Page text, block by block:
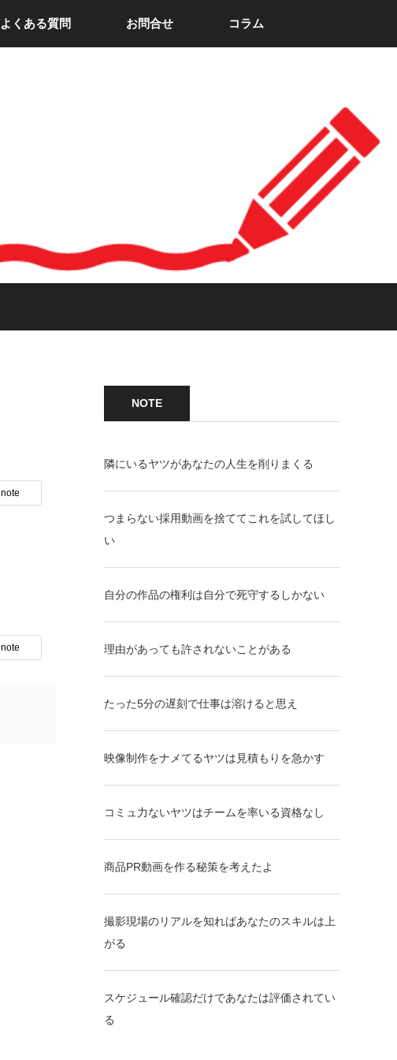
よくある質問 お問合せ コラム
note
note
NOTE
隣にいるヤツがあなたの人生を削りまくる
つまらない採用動画を捨ててこれを試してほし
い
自分の作品の権利は自分で死守するしかない
理由があっても許されないことがある
たった5分の遅刻で仕事は溶けると思え
映像制作をナメてるヤツは見積もりを急かす
コミュ力ないヤツはチームを率いる資格なし
商品PR動画を作る秘策を考えたよ
撮影現場のリアルを知ればあなたのスキルは上
がる
スケジュール確認だけであなたは評価されてい
る